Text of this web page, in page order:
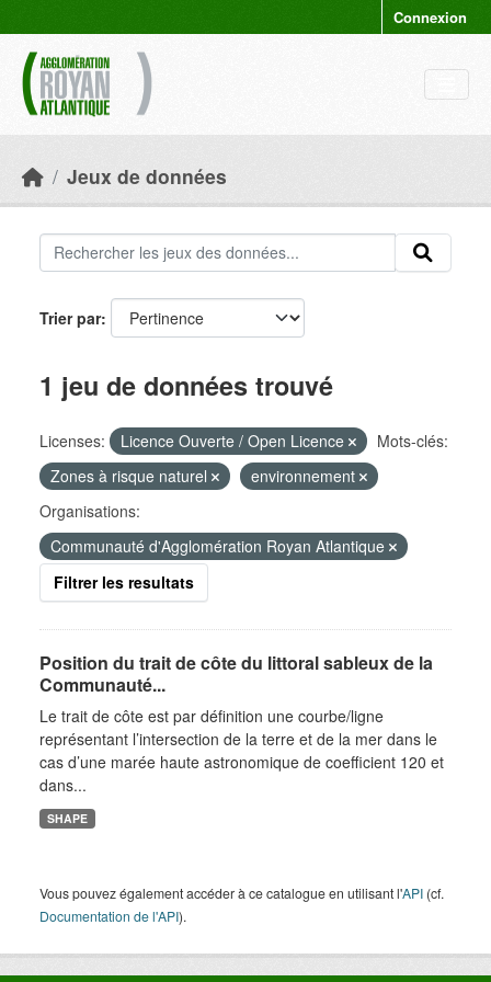
Connexion
Jeux de données
Trier par
1 jeu de données trouvé
Licenses: Licence Ouverte / Open Licence
Mots-clés:
Zones à risque naturel
environnement
Organisations:
Communauté d'Agglomération Royan Atlantique
Filtrer les resultats
Position du trait de côte du littoral sableux de la
Communauté...
Le trait de côte est par définition une courbe/ligne
représentant l’intersection de la terre et de la mer dans le
cas d’une marée haute astronomique de coefficient 120 et
dans...
SHAPE
Vous pouvez également accéder à ce catalogue en utilisant l'API (cf.
Documentation de l'API).